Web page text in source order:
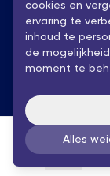
Hibaroo
cookies en
ervaring te
inhoud te
de
moment te
Alles